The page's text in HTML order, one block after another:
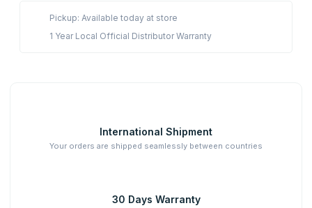
Pickup: Available today at store
1 Year Local Official Distributor Warranty
International Shipment
Your orders are shipped seamlessly between countries
30 Days Warranty